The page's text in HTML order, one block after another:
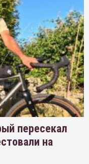
пересекал
на